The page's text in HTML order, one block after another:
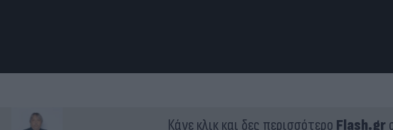
Κάνε κλικ και δες περισσότερο Flash.gr